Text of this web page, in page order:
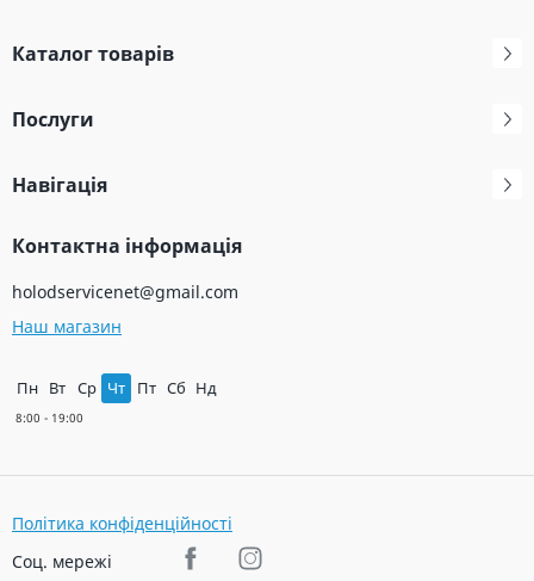
Каталог товарів
Послуги
Навігація
Контактна інформація
holodservicenet@gmail.com
Наш магазин
Пн Вт Ср Чт Пт Сб Нд
Політика конфіденційності
Соц. мережі